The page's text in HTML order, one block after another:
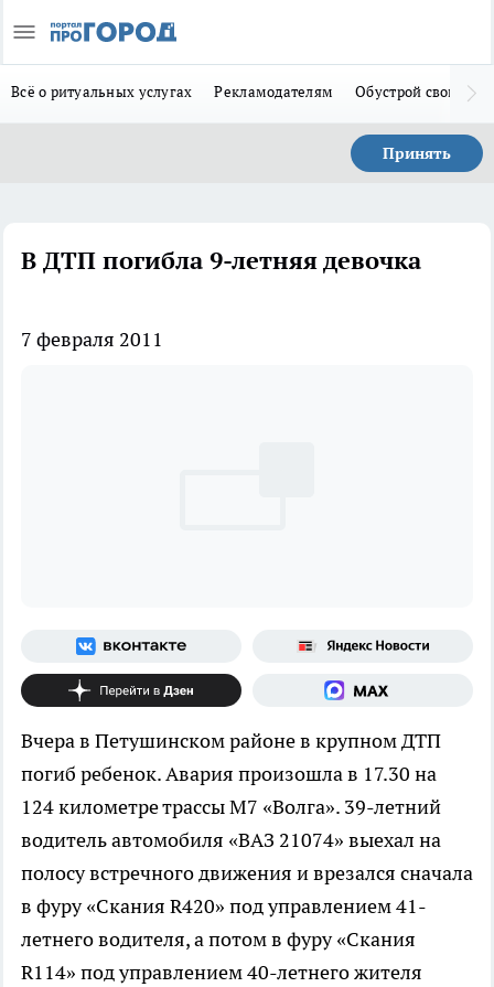
Всё о ритуальных услугах Рекламодателям Обустрой свой дом
Принять
В ДТП погибла 9-летняя девочка
7 февраля 2011
Вчера в Петушинском районе в крупном ДТП
погиб ребенок. Авария произошла в 17.30 на
124 километре трассы М7 «Волга». 39-летний
водитель автомобиля «ВАЗ 21074» выехал на
полосу встречного движения и врезался сначала
в фуру «Скания R420» под управлением 41-
летнего водителя, а потом в фуру «Скания
R114» под управлением 40-летнего жителя